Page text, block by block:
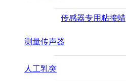
传感器专用粘接蜡
测量传声器
人工乳突